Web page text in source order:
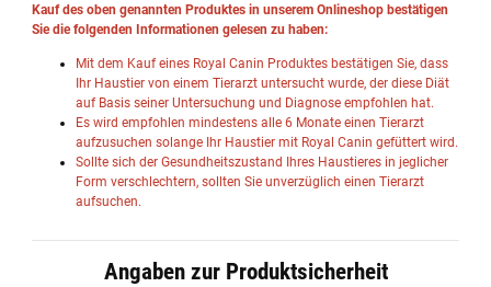
Kauf des oben genannten Produktes in unserem Onlineshop bestätigen
Sie die folgenden Informationen gelesen zu haben:
Mit dem Kauf eines Royal Canin Produktes bestätigen Sie, dass
Ihr Haustier von einem Tierarzt untersucht wurde, der diese Diät
auf Basis seiner Untersuchung und Diagnose empfohlen hat.
Es wird empfohlen mindestens alle 6 Monate einen Tierarzt
aufzusuchen solange Ihr Haustier mit Royal Canin gefüttert wird.
Sollte sich der Gesundheitszustand Ihres Haustieres in jeglicher
Form verschlechtern, sollten Sie unverzüglich einen Tierarzt
aufsuchen.
Angaben zur Produktsicherheit